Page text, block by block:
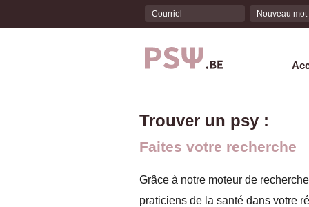
Trouver un psy :
Faites votre recherche
Grâce à notre moteur de
praticiens de la santé dans votre